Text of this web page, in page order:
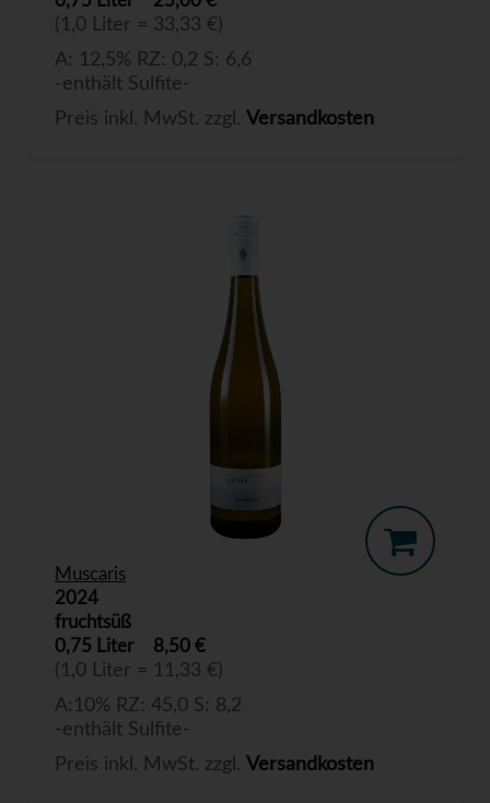
(1,0 Liter = 33,33 €)
A: 12,5% RZ: 0,2 S: 6,6
-enthält Sulfite-
Preis inkl. MwSt. zzgl. Versandkosten
Muscaris
2024
fruchtsüß
0,75 Liter
8,50 €
(1,0 Liter = 11,33 €)
A:10% RZ: 45,0 S: 8,2
-enthält Sulfite-
Preis inkl. MwSt. zzgl. Versandkosten